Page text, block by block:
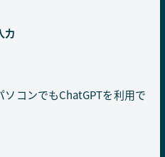
力
コンでもChatGPTを利用で